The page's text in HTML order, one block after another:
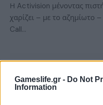
Gameslife.gr - Do Not
Information
Η Activision μένοντας
χαρίζει – με το αζημίωτο
Call…